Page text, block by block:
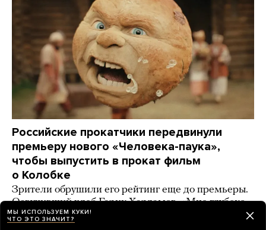
Российские прокатчики передвинули
премьеру нового «Человека-паука»,
чтобы выпустить в прокат фильм
о Колобке
Зрители обрушили его рейтинг еще до премьеры.
Озвучивший хлеб Гарик Харламов: «Мне глубоко
***** на Человека-паука, я Бэтмена люблю!»
МЫ ИСПОЛЬЗУЕМ КУКИ!
ЧТО ЭТО ЗНАЧИТ?